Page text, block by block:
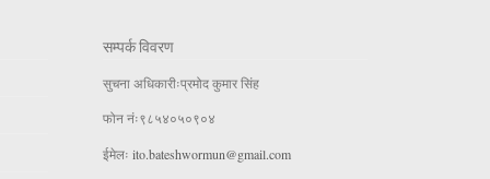
सम्पर्क विवरण
सुचना अधिकारीःप्रमोद कुमार सिंह
फोन नंः९८५४०५०९०४
ईमेलः ito.bateshwormun@gmail.com